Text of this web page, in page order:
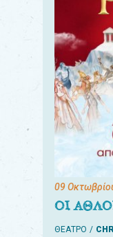
09
ΟΙ
ΘΕΑΤΡΟ